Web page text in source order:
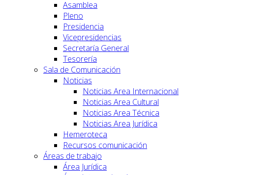
Asamblea
Pleno
Presidencia
Vicepresidencias
Secretaría General
Tesorería
Sala de Comunicación
Noticias
Noticias Area Internacional
Noticias Area Cultural
Noticias Area Técnica
Noticias Area Jurídica
Hemeroteca
Recursos comunicación
Áreas de trabajo
Área Jurídica